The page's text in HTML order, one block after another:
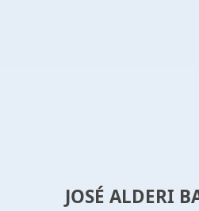
JOSÉ ALDERI